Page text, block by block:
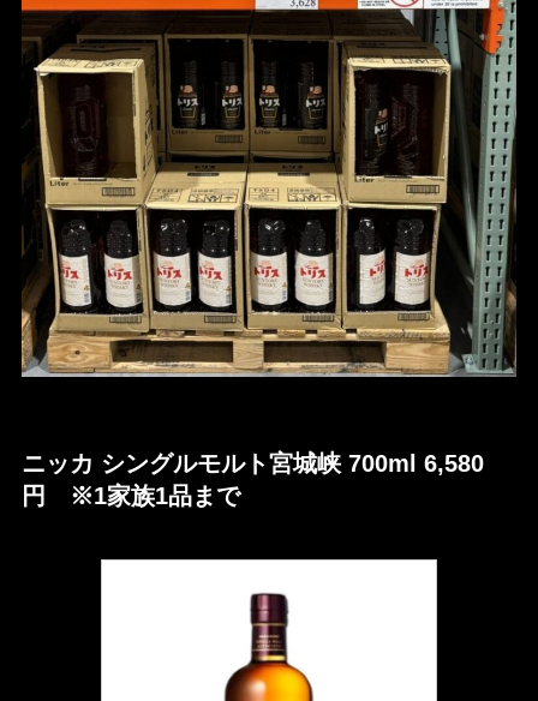
ニッカ シングルモルト宮城峡 700ml 6,580
円 ※1家族1品まで